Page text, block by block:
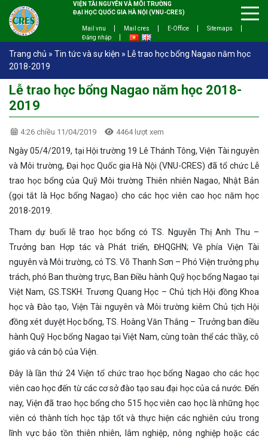
VIỆN TÀI NGUYÊN VÀ MÔI TRƯỜNG
ĐẠI HỌC QUỐC GIA HÀ NỘI (VNU-CRES)
Mail vnu Mail cres E-Office
Sitemaps
Đăng nhập
Trang chủ » Tin tức và sự kiện » Lễ trao học bổng Nagao năm học
2018-2019
Lễ trao học bổng Nagao năm học 2018-
2019
4:26 chiều 11/04/2019 4464 lượt xem
Ngày 05/4/2019, tại Hội trường 19 Lê Thánh Tông, Viện Tài nguyên
và Môi trường, Đại học Quốc gia Hà Nội (VNU-CRES) đã tổ chức Lễ
trao học bổng của Quỹ Môi trường Thiên nhiên Nagao, Nhật Bản
(gọi tắt là Học bổng Nagao) cho các học viên cao học năm học
2018-2019.
Tham dự buổi lễ trao học bổng có TS. Nguyễn Thị Anh Thu –
Trưởng ban Hợp tác và Phát triển, ĐHQGHN; Về phía Viện Tài
nguyên và Môi trường, có TS. Võ Thanh Sơn – Phó Viện trưởng phụ
trách, phó Ban thường trực, Ban Điều hành Quỹ học bổng Nagao tại
Việt Nam, GS.TSKH. Trương Quang Học – Chủ tịch Hội đồng Khoa
học và Đào tạo, Viện Tài nguyên và Môi trường kiêm Chủ tịch Hội
đồng xét duyệt Học bổng, TS. Hoàng Văn Thắng – Trưởng ban điều
hành Quỹ Học bổng Nagao tại Việt Nam, cùng toàn thể các thầy, cô
giáo và cán bộ của Viện.
Đây là lần thứ 24 Viện tổ chức trao học bổng Nagao cho các học
viên cao học đến từ các cơ sở đào tạo sau đại học của cả nước. Đến
nay, Viện đã trao học bổng cho 515 học viên cao học là những học
viên có thành tích học tập tốt và thực hiện các nghiên cứu trong
lĩnh vực bảo tồn thiên nhiên, lâm nghiệp, nông nghiệp hoặc các